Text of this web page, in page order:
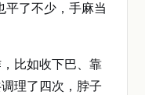
平了不少，手麻当
比如收下巴、靠
理了四次，脖子